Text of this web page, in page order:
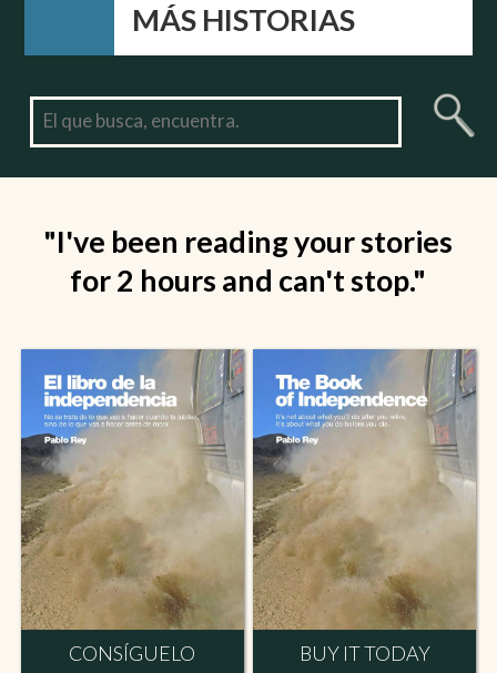
MÁS HISTORIAS
"I've been reading your stories
for 2 hours and can't stop."
CONSÍGUELO BUY IT TODAY